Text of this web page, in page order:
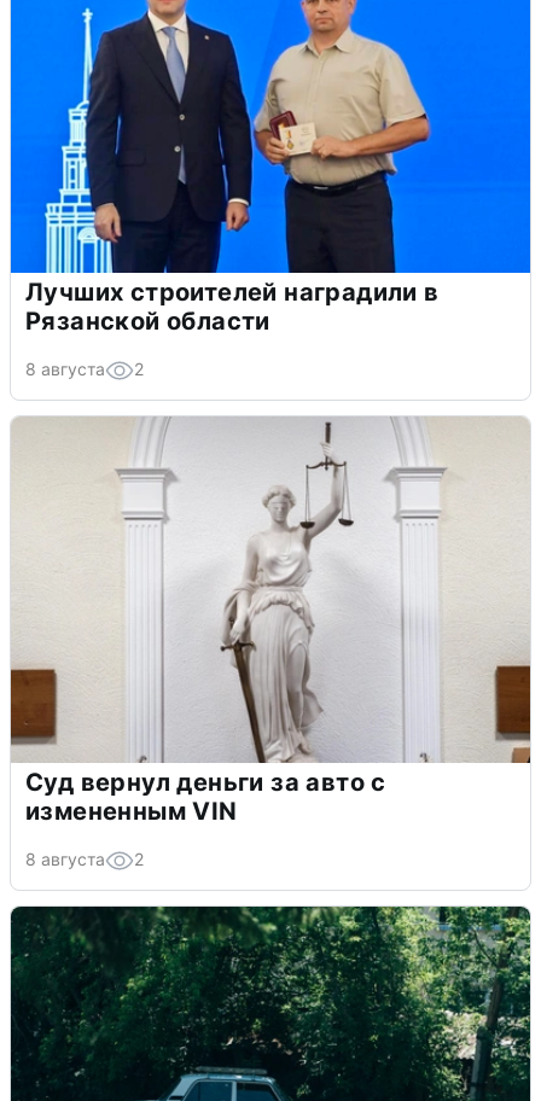
Лучших строителей наградили в
Рязанской области
8 августа 2
Суд вернул деньги за авто с
измененным VIN
8 августа 2